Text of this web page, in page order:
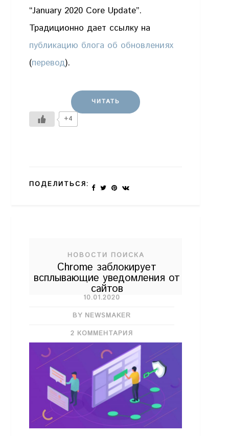
“January 2020 Core Update”.
Традиционно дает ссылку на
публикацию блога об обновлениях
(перевод).
ЧИТАТЬ
+4
ПОДЕЛИТЬСЯ:
НОВОСТИ ПОИСКА
Chrome заблокирует
всплывающие уведомления от
сайтов
10.01.2020
BY NEWSMAKER
2 КОММЕНТАРИЯ